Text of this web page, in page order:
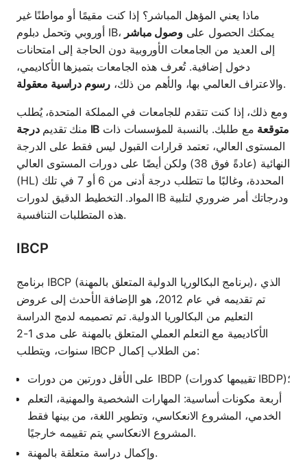
ماذا يعني المؤهل المباشر؟ إذا كنت مقيمًا أو مواطنًا غير
أوروبي وتحمل دبلوم IB، يمكنك الحصول علىوصول مباشر
إلى العديد من الجامعات الأوروبية دون الحاجة إلى امتحانات
دخول إضافية. تُعرف هذه الجامعات بتميزها الأكاديمي،
والاعتراف العالمي بها، والأهم من ذلك، رسوم دراسية معقولة .
ومع ذلك، إذا كنت تتقدم للجامعات في المملكة المتحدة، يُطلب
منك تقديم
درجة IB متوقعة مع طلبك. بالنسبة للمؤسسات ذات
المستوى العالي، تعتمد قرارات القبول ليس فقط على الدرجة
النهائية (عادةً فوق 38) ولكن أيضًا على دورات المستوى العالي
(HL) المحددة، وغالبًا ما تتطلب درجة أدنى من 6 أو 7 في تلك
المواد. التخطيط الدقيق لدورات IB ودرجاتك أمر ضروري لتلبية
هذه المتطلبات التنافسية.
IBCP
برنامج IBCP (برنامج البكالوريا الدولية المتعلق بالمهنة)، الذي
تم تقديمه في عام 2012، هو الإضافة الأحدث إلى عروض
التعليم من البكالوريا الدولية. تم تصميمه لدمج الدراسة
الأكاديمية مع التعلم العملي المتعلق بالمهنة على مدى 1-2
سنوات، ويتطلب IBCP من الطلاب إكمال:
على الأقل دورتين من دورات IBDP (تقييمها كدورات IBDP)؛
أربعة مكونات أساسية: المهارات الشخصية والمهنية، التعلم
الخدمي، المشروع الانعكاسي، وتطوير اللغة، من بينها فقط
المشروع الانعكاسي يتم تقييمه خارجيًا.
وإكمال دراسة متعلقة بالمهنة.